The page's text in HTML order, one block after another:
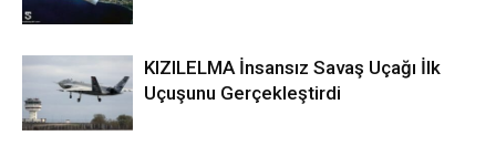
KIZILELMA İnsansız Savaş Uçağı İlk
Uçuşunu Gerçekleştirdi